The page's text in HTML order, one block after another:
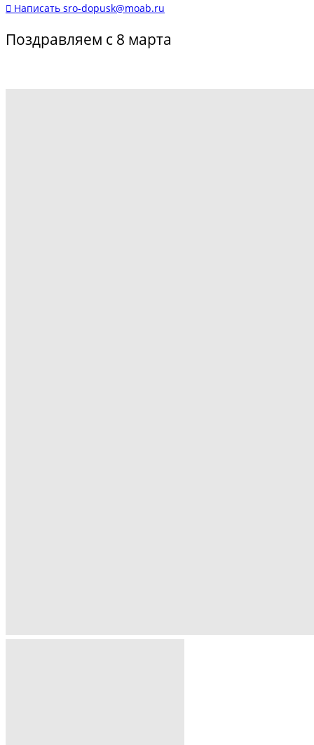
Написать sro-dopusk@moab.ru
Поздравляем с 8 марта